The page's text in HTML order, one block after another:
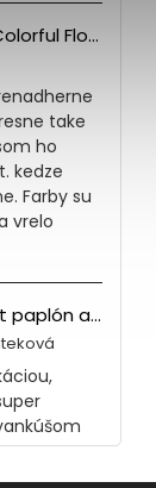
Posteľná obliečka Colorful Flowers Modrá 140x200/70x90 cm
take
ho
kedze
Farby su
vrelo
Celoročný Medic set paplón a vankúš z bavlny